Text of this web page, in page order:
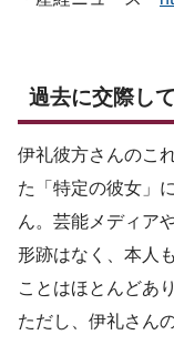
過去に交際し
伊礼彼方さんのこ
た「特定の彼女」
ん。芸能メディア
形跡はなく、本人
ことはほとんどあ
ただし、伊礼さん